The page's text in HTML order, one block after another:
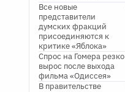
Все новые
представители
думских фракций
присоединяются к
критике «Яблока»
Спрос на Гомера резко
вырос после выхода
фильма «Одиссея»
В правительстве